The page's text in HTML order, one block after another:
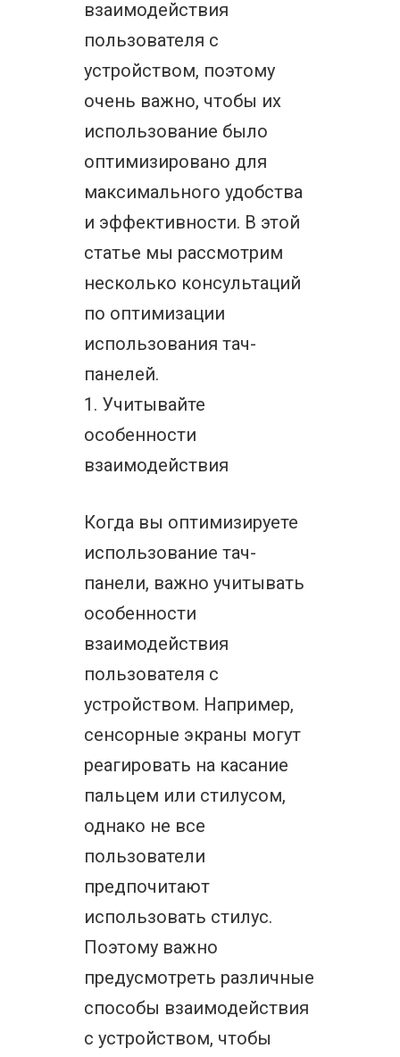
взаимодействия
пользователя с
устройством, поэтому
очень важно, чтобы их
использование было
оптимизировано для
максимального удобства
и эффективности. В этой
статье мы рассмотрим
несколько консультаций
по оптимизации
использования тач-
панелей.
1. Учитывайте
особенности
взаимодействия
Когда вы оптимизируете
использование тач-
панели, важно учитывать
особенности
взаимодействия
пользователя с
устройством. Например,
сенсорные экраны могут
реагировать на касание
пальцем или стилусом,
однако не все
пользователи
предпочитают
использовать стилус.
Поэтому важно
предусмотреть различные
способы взаимодействия
с устройством, чтобы